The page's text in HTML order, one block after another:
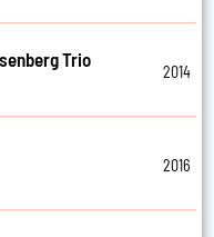
Trio
2014
2016